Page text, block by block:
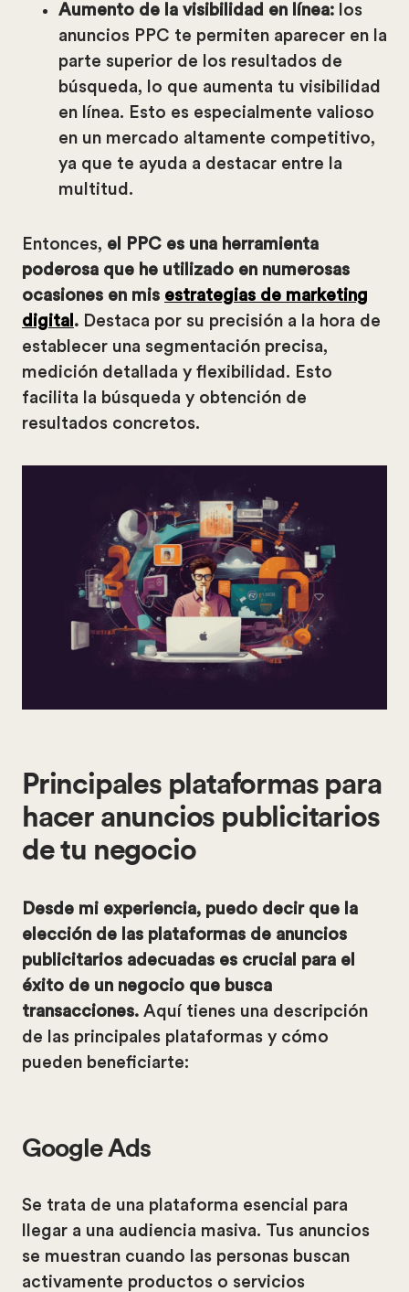
Aumento de la visibilidad en línea: los
anuncios PPC te permiten aparecer en la
parte superior de los resultados de
búsqueda, lo que aumenta tu visibilidad
en línea. Esto es especialmente valioso
en un mercado altamente competitivo,
ya que te ayuda a destacar entre la
multitud.
Entonces, el PPC es una herramienta
poderosa que he utilizado en numerosas
ocasiones en mis estrategias de marketing
digital . Destaca por su precisión a la hora de
establecer una segmentación precisa,
medición detallada y flexibilidad. Esto
facilita la búsqueda y obtención de
resultados concretos.
Principales plataformas para
hacer anuncios publicitarios
de tu negocio
Desde mi experiencia, puedo decir que la
elección de las plataformas de anuncios
publicitarios adecuadas es crucial para el
éxito de un negocio que busca
transacciones. Aquí tienes una descripción
de las principales plataformas y cómo
pueden beneficiarte:
Google Ads
Se trata de una plataforma esencial para
llegar a una audiencia masiva. Tus anuncios
se muestran cuando las personas buscan
activamente productos o servicios